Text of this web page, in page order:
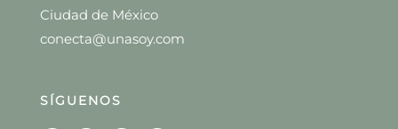
Ciudad de México
conecta@unasoy.com
SÍGUENOS